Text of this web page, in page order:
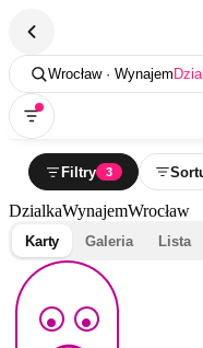
Wrocław · Wynajem
Filtry 3
DzialkaWynajemWrocław
Karty Galeria Lista